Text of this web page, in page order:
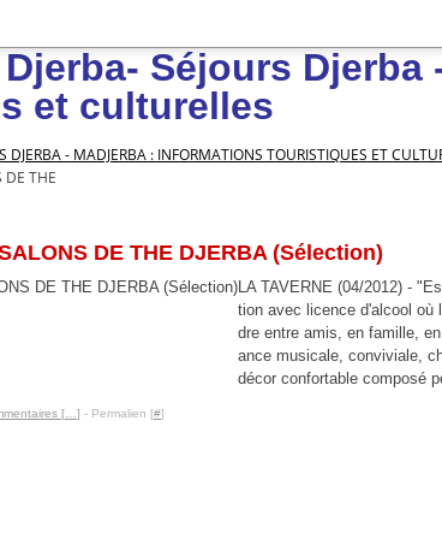
DJERBA - MADJERBA : INFORMATIONS TOURISTIQUES ET
DE THE
DE THE DJERBA (Sélection)
LA TAVERNE (04/2012) -
tion avec licence d'alcool où
dre entre amis, en famille,
ance musicale, conviviale,
décor confortable composé
[ ] - Permalien [#]